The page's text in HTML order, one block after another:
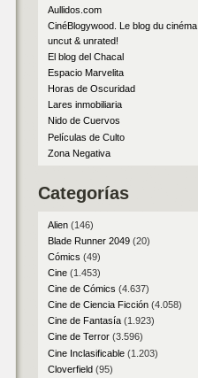
Aullidos.com
CinéBlogywood. Le blog du cinéma
uncut & unrated!
El blog del Chacal
Espacio Marvelita
Horas de Oscuridad
Lares inmobiliaria
Nido de Cuervos
Películas de Culto
Zona Negativa
Categorías
Alien(146)
Blade Runner 2049(20)
Cómics (49)
Cine(1.453)
Cine de Cómics (4.637)
Cine de Ciencia Ficción(4.058)
Cine de Fantasía(1.923)
Cine de Terror(3.596)
Cine Inclasificable(1.203)
Cloverfield(95)